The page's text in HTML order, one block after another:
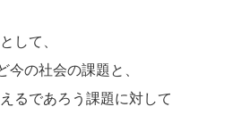
して、
今の社会の課題と、
るであろう課題に対して